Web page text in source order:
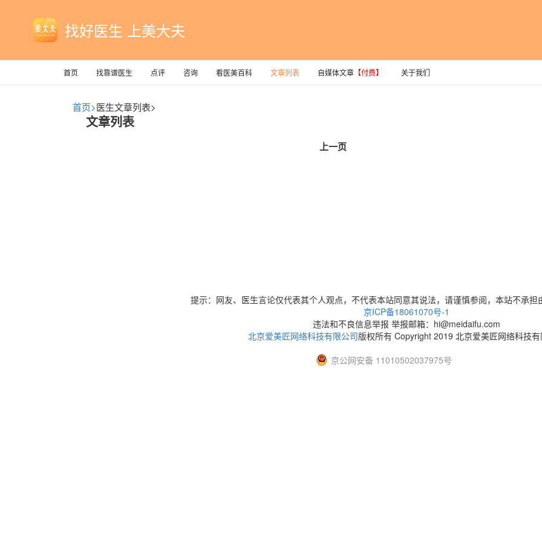
找好医生 上美大夫
首页 找靠谱医生 点评 咨询 看医美百科 文章列表 自媒体文章 【付费】 关于我们
首页>医生文章列表>
文章列表
上一页
提示：网友、医生言论仅代表其个人观点，不代表本站同意其说法，请谨慎参阅，本站不承担
京ICP备18061070号-1
违法和不良信息举报 举报邮箱：hi@meidaifu.com
北京爱美匠网络科技有限公司版权所有 Copyright 2019 北京爱美匠网络科技
京公网安备 11010502037975号